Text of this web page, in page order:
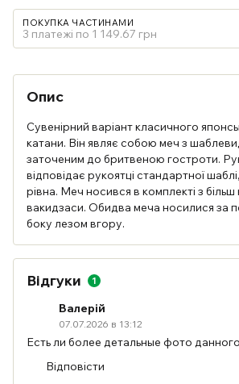
ПОКУПКА ЧАСТИНАМИ
3 платежі по 1 149.67 грн
Опис
Сувенірний варіант класичного
катани. Він являє собою меч з
заточеним до бритвеною гостроти.
відповідає рукоятці стандартної
рівна. Меч носився в комплекті з
вакидзаси. Обидва меча носилися за
боку лезом вгору.
Відгуки 1
Валерій
07.07.2026 в 13:12
Есть ли более детальные фото
Відповісти